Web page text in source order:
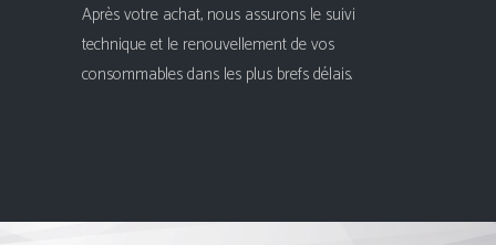
Après votre achat, nous assurons le suivi
technique et le renouvellement de vos
consommables dans les plus brefs délais.